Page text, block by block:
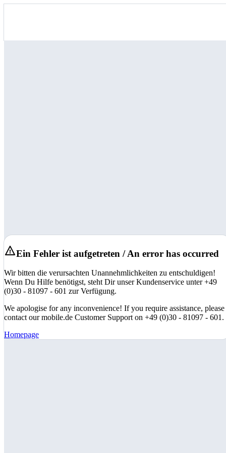
Ein Fehler ist aufgetreten / An error has occurred
Wir bitten die verursachten Unannehmlichkeiten zu entschuldigen!
Wenn Du Hilfe benötigst, steht Dir unser Kundenservice unter +49
(0)30 - 81097 - 601 zur Verfügung.
We apologise for any inconvenience! If you require assistance, please
contact our mobile.de Customer Support on +49 (0)30 - 81097 - 601.
Homepage